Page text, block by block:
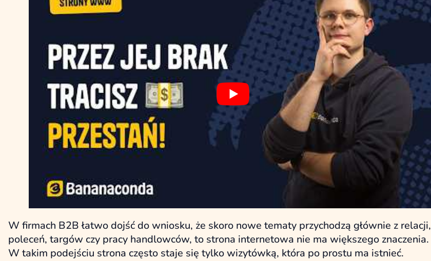
W firmach B2B łatwo dojść do wniosku, że skoro nowe tematy przychodzą głównie z relacji,
poleceń, targów czy pracy handlowców, to strona internetowa nie ma większego znaczenia.
W takim podejściu strona często staje się tylko wizytówką, która po prostu ma istnieć.